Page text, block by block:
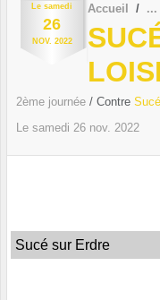
Le samedi
26
NOV. 2022
Accueil
2ème journée / Contre
Le samedi 26 nov. 2022
Sucé sur Erdre